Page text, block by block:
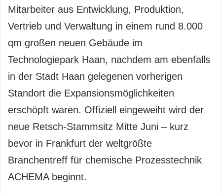
Mitarbeiter aus Entwicklung, Produktion,
Vertrieb und Verwaltung in einem rund 8.000
qm großen neuen Gebäude im
Technologiepark Haan, nachdem am ebenfalls
in der Stadt Haan gelegenen vorherigen
Standort die Expansionsmöglichkeiten
erschöpft waren. Offiziell eingeweiht wird der
neue Retsch-Stammsitz Mitte Juni – kurz
bevor in Frankfurt der weltgrößte
Branchentreff für chemische Prozesstechnik
ACHEMA beginnt.